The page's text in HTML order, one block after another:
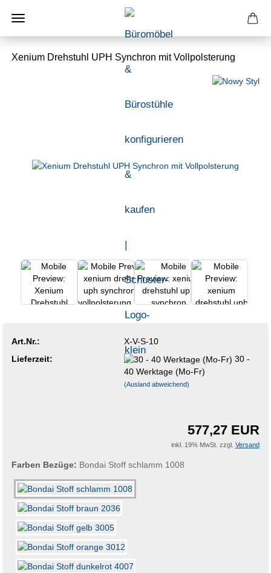
Xenium Drehstuhl UPH Synchron mit Vollpolsterung
Art.Nr.:
X-V-S-10
Lieferzeit:
30 -
40 Werktage (Mo-Fr)
(Ausland abweichend)
577,27 EUR
inkl. 19% MwSt. zzgl. Versand
Farben Bezüge: Bondai Stoff schlamm 1008